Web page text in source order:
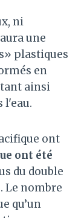
ni
une
plastiques
en
ainsi
l'eau.
ont
ont été
du double
Le nombre
qu’un